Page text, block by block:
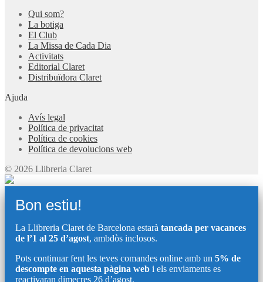
Qui som?
La botiga
El Club
La Missa de Cada Dia
Activitats
Editorial Claret
Distribuïdora Claret
Ajuda
Avís legal
Política de privacitat
Política de cookies
Política de devolucions web
© 2026 Llibreria Claret
Bon estiu!
La Llibreria Claret de Barcelona estarà tancada per vacances
de l’1 al 25 d’agost, ambdòs inclosos.
Pots continuar fent les teves comandes online amb un 5% de
descompte en aquesta pàgina web i els enviaments es
reactivaran dimecres 26 d’agost.